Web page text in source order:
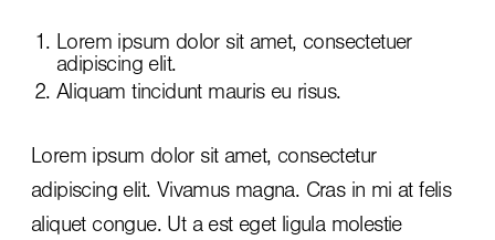
Lorem ipsum dolor sit amet, consectetuer
adipiscing elit.
Aliquam tincidunt mauris eu risus.
Lorem ipsum dolor sit amet, consectetur
adipiscing elit. Vivamus magna. Cras in mi at felis
aliquet congue. Ut a est eget ligula molestie